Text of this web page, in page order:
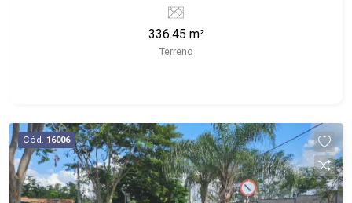
336.45 m²
Terreno
Cód. 16006